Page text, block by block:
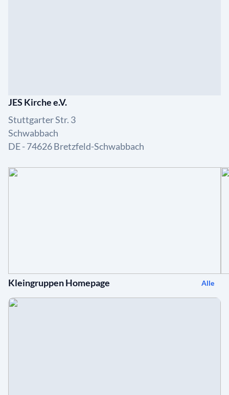
JES Kirche e.V.
Stuttgarter Str. 3
Schwabbach
DE - 74626 Bretzfeld-Schwabbach
Kleingruppen Homepage Alle